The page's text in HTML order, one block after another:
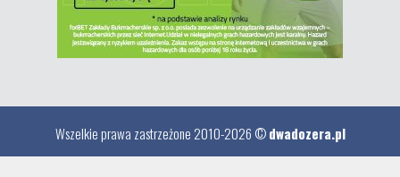
Wszelkie prawa zastrzeżone 2010-2026 ©dwadozera.pl